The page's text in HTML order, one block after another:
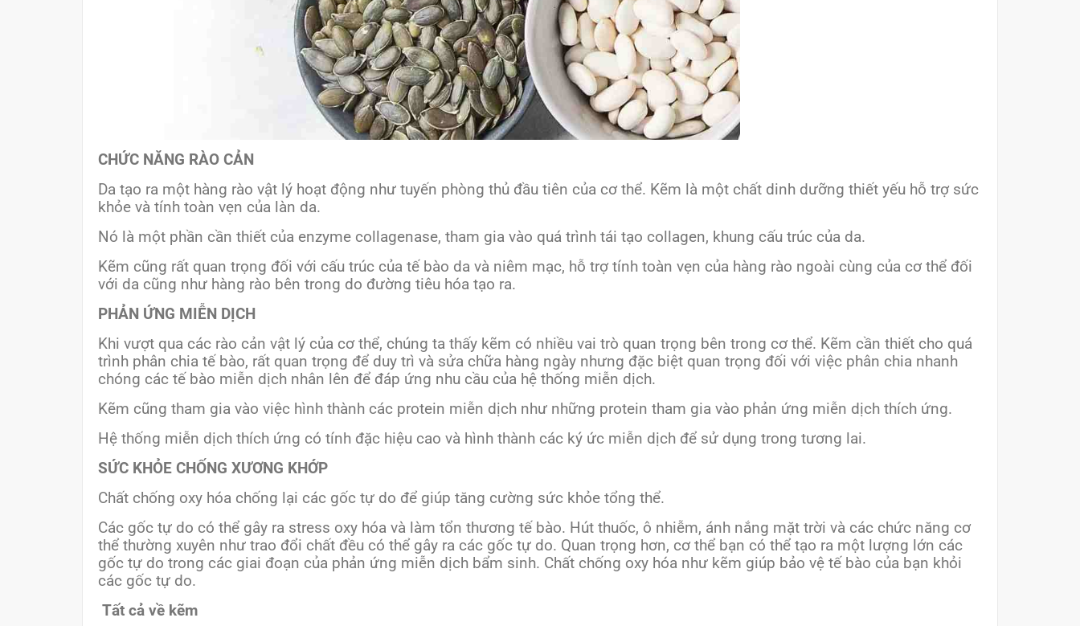
CHỨC NĂNG RÀO CẢN
Da tạo ra một hàng rào vật lý hoạt động như tuyến phòng thủ đầu tiên của cơ thể. Kẽm là một chất dinh dưỡng thiết yếu hỗ trợ sức
khỏe và tính toàn vẹn của làn da.
Nó là một phần cần thiết của enzyme collagenase, tham gia vào quá trình tái tạo collagen, khung cấu trúc của da.
Kẽm cũng rất quan trọng đối với cấu trúc của tế bào da và niêm mạc, hỗ trợ tính toàn vẹn của hàng rào ngoài cùng của cơ thể đối
với da cũng như hàng rào bên trong do đường tiêu hóa tạo ra.
PHẢN ỨNG MIỄN DỊCH
Khi vượt qua các rào cản vật lý của cơ thể, chúng ta thấy kẽm có nhiều vai trò quan trọng bên trong cơ thể. Kẽm cần thiết cho quá
trình phân chia tế bào, rất quan trọng để duy trì và sửa chữa hàng ngày nhưng đặc biệt quan trọng đối với việc phân chia nhanh
chóng các tế bào miễn dịch nhân lên để đáp ứng nhu cầu của hệ thống miễn dịch.
Kẽm cũng tham gia vào việc hình thành các protein miễn dịch như những protein tham gia vào phản ứng miễn dịch thích ứng.
Hệ thống miễn dịch thích ứng có tính đặc hiệu cao và hình thành các ký ức miễn dịch để sử dụng trong tương lai.
SỨC KHỎE CHỐNG XƯƠNG KHỚP
Chất chống oxy hóa chống lại các gốc tự do để giúp tăng cường sức khỏe tổng thể.
Các gốc tự do có thể gây ra stress oxy hóa và làm tổn thương tế bào. Hút thuốc, ô nhiễm, ánh nắng mặt trời và các chức năng cơ
thể thường xuyên như trao đổi chất đều có thể gây ra các gốc tự do. Quan trọng hơn, cơ thể bạn có thể tạo ra một lượng lớn các
gốc tự do trong các giai đoạn của phản ứng miễn dịch bẩm sinh. Chất chống oxy hóa như kẽm giúp bảo vệ tế bào của bạn khỏi
các gốc tự do.
Tất cả về kẽm